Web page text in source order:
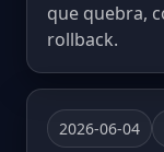
que quebra,
rollback.
2026-06-04